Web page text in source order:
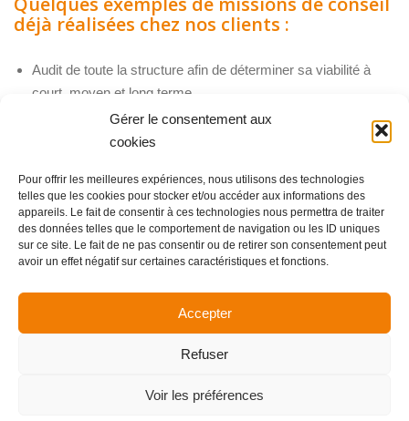
Gérer le consentement aux
cookies
Pour offrir les meilleures expériences, nous utilisons des technologies
telles que les cookies pour stocker et/ou accéder aux informations des
appareils. Le fait de consentir à ces technologies nous permettra de traiter
des données telles que le comportement de navigation ou les ID uniques
sur ce site. Le fait de ne pas consentir ou de retirer son consentement peut
avoir un effet négatif sur certaines caractéristiques et fonctions.
Accepter
Refuser
Voir les préférences
déjà réalisées chez nos clients :
Audit de toute la structure afin de déterminer sa viabilité à
court, moyen et long terme
Étude organisationnelle, d’un service, d’une direction ou d’un
processus débouchant sur un plan d’actions d’amélioration
Étude de la capacité de l’organisation à se mettre en
configuration pour faire fonctionner le mode projet
Analyse des pratiques RH et/ou managériales,
préconisations d’amélioration et de plans d’actions